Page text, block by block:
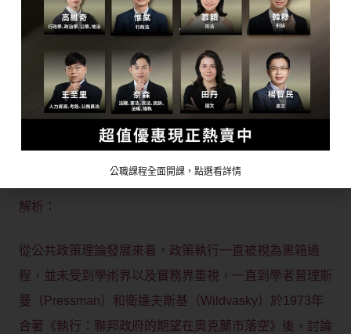
的外部性，容易引起一般民眾及中產階級者的不
滿。政府有制定相關的管制法規，但不同地方政
府對於違法商家或攤販的執法程度或稽查強度是
不同的，請您從政策執行或分配政治的角度來分
析：列舉四項可能影響地方政府執法或稽查強度
的因素並說明之。（25分）
解析：
從公共政策理論發展來看，政策執行一直被視為黑箱過
程，並未受到學術界以及實務界重視，一直到學者普理斯
曼（Pressman）和衛達夫斯基（Wildvasky）於1973年
合著《執行：聯邦政府的期望在奧克蘭市落空》後，討論
公職課程全面開課，點選看詳情